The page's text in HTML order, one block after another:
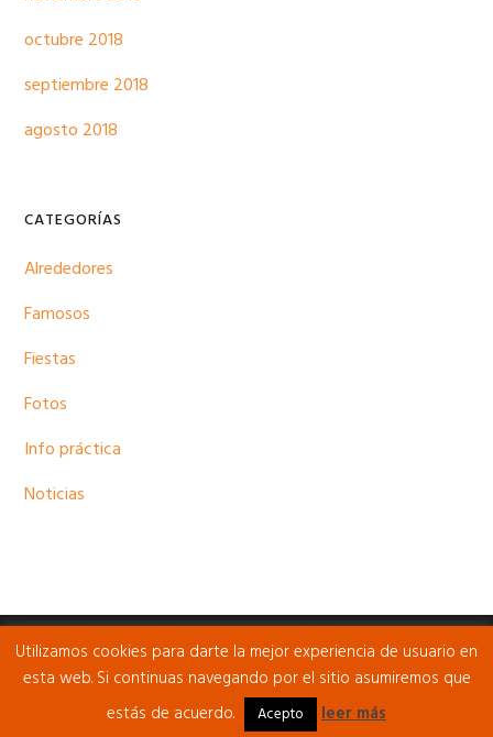
octubre 2018
septiembre 2018
agosto 2018
CATEGORÍAS
Alrededores
Famosos
Fiestas
Fotos
Info práctica
Noticias
COPYRIGHT © 2026 · BRAZATORTAS.COM - TODOS LOS
DERECHOS RESERVADOS
Utilizamos cookies para darte la mejor experiencia de usuario en
esta web. Si continuas navegando por el sitio asumiremos que
estás de acuerdo.
Acepto leer más